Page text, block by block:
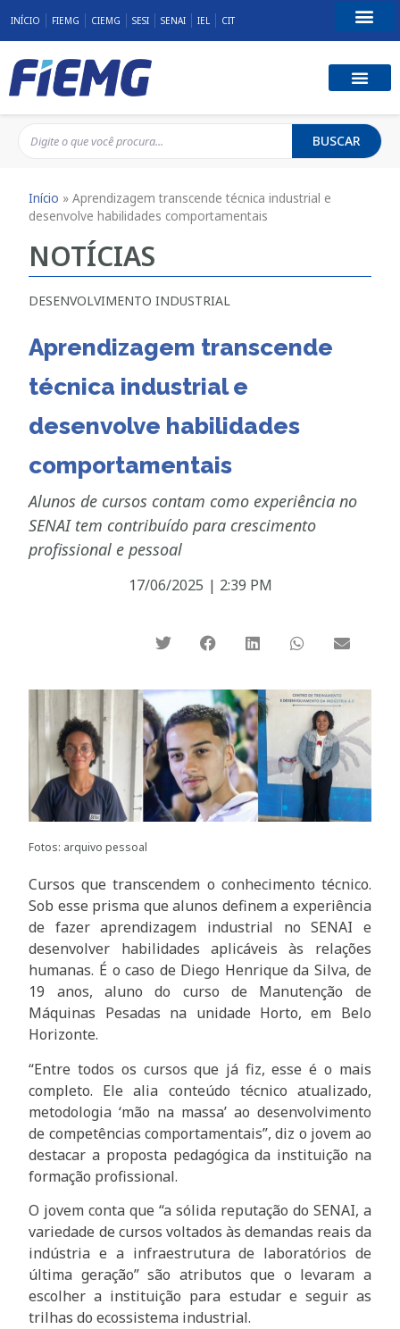
INÍCIO FIEMG CIEMG SESI SENAI IEL CIT
BUSCAR
Início »Aprendizagem transcende técnica industrial e
desenvolve habilidades comportamentais
NOTÍCIAS
DESENVOLVIMENTO INDUSTRIAL
Aprendizagem transcende
técnica industrial e
desenvolve habilidades
comportamentais
Alunos de cursos contam como experiência no
SENAI tem contribuído para crescimento
profissional e pessoal
17/06/2025 | 2:39 PM
Fotos: arquivo pessoal
Cursos que transcendem o conhecimento técnico.
Sob esse prisma que alunos definem a experiência
de fazer aprendizagem industrial no SENAI e
desenvolver habilidades aplicáveis às relações
humanas. É o caso de Diego Henrique da Silva, de
19 anos, aluno do curso de Manutenção de
Máquinas Pesadas na unidade Horto, em Belo
Horizonte.
“Entre todos os cursos que já fiz, esse é o mais
completo. Ele alia conteúdo técnico atualizado,
metodologia ‘mão na massa’ ao desenvolvimento
de competências comportamentais”, diz o jovem ao
destacar a proposta pedagógica da instituição na
formação profissional.
O jovem conta que “a sólida reputação do SENAI, a
variedade de cursos voltados às demandas reais da
indústria e a infraestrutura de laboratórios de
última geração” são atributos que o levaram a
escolher a instituição para estudar e seguir as
trilhas do ecossistema industrial.